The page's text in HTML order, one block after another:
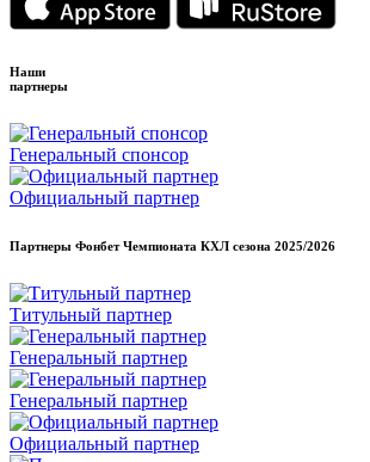
Наши
партнеры
Генеральный спонсор
Официальный партнер
Партнеры Фонбет Чемпионата КХЛ сезона 2025/2026
Титульный партнер
Генеральный партнер
Генеральный партнер
Официальный партнер